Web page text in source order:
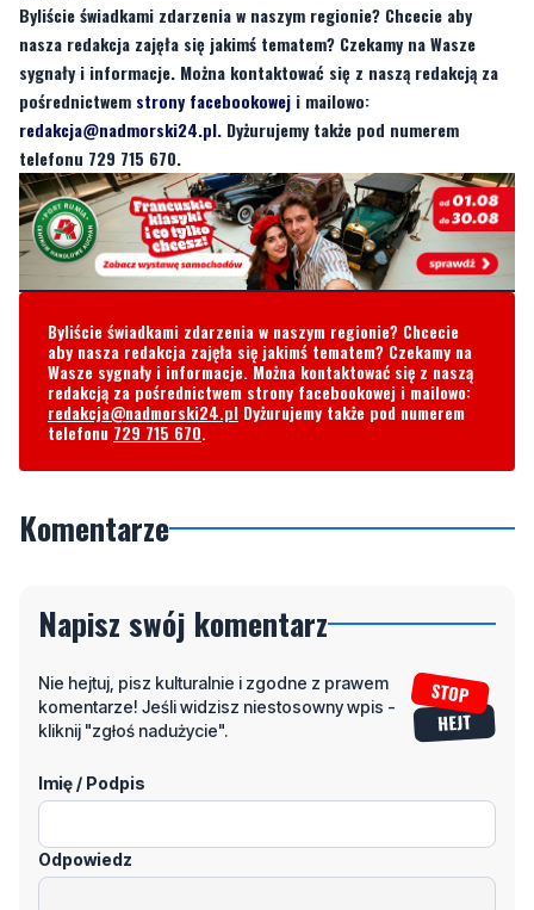
pośrednictwemstrony facebookoweji mailowo:
redakcja@nadmorski24.pl. Dyżurujemy także pod numerem
telefonu 729 715 670.
Byliście świadkami zdarzenia w naszym regionie? Chcecie
aby nasza redakcja zajęła się jakimś tematem? Czekamy na
Wasze sygnały i informacje. Można kontaktować się z naszą
redakcja@nadmorski24.plDyżurujemy także pod numerem
telefonu729 715 670.
Komentarze
Napisz swój komentarz
komentarze! Jeśli widzisz niestosowny wpis -
kliknij "zgłoś nadużycie".
Imię / Podpis
Odpowiedz
Wiadomość